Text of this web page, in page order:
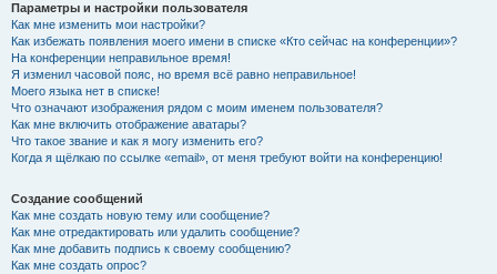
Параметры и настройки пользователя
Как мне изменить мои настройки?
Как избежать появления моего имени в списке «Кто сейчас на конференции»?
На конференции неправильное время!
Я изменил часовой пояс, но время всё равно неправильное!
Моего языка нет в списке!
Что означают изображения рядом с моим именем пользователя?
Как мне включить отображение аватары?
Что такое звание и как я могу изменить его?
Когда я щёлкаю по ссылке «email», от меня требуют войти на конференцию!
Создание сообщений
Как мне создать новую тему или сообщение?
Как мне отредактировать или удалить сообщение?
Как мне добавить подпись к своему сообщению?
Как мне создать опрос?